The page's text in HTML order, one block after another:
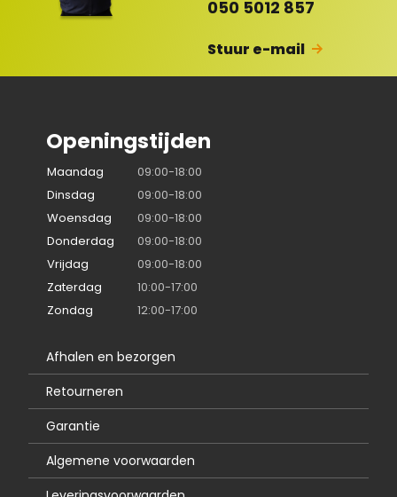
050 5012 857
Stuur e-mail
Openingstijden
Maandag
09:00-18:00
Dinsdag
09:00-18:00
Woensdag
09:00-18:00
Donderdag
09:00-18:00
Vrijdag
09:00-18:00
Zaterdag
10:00-17:00
Zondag
12:00-17:00
Afhalen en bezorgen
Retourneren
Garantie
Algemene voorwaarden